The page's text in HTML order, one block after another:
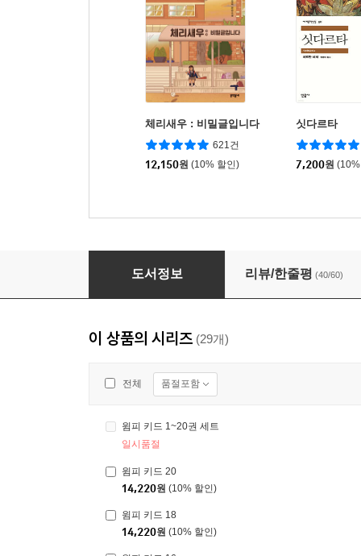
체리새우 : 비밀글입니다
621건
12,150원 (10% 할인)
싯다르타
7,200원
윔피 키드 1
도서정보 리뷰/한줄평 (40/60)
이 상품의 시리즈 (29개)
전체 품절포함
윔피 키드 1~20권 세트
일시품절
윔피 키드 20
14,220원 (10% 할인)
윔피 키드 18
14,220원 (10% 할인)